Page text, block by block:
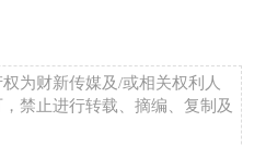
为财新传媒及/或相关权利人
禁止进行转载、摘编、复制及